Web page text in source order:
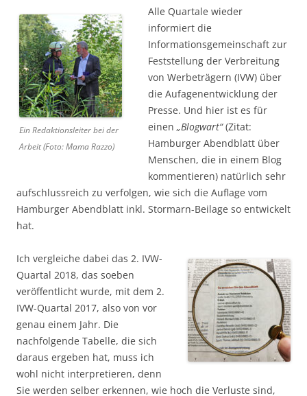
Ein Redaktionsleiter bei der
Arbeit (Foto: Mama Razzo)
Alle Quartale wieder
informiert die
Informationsgemeinschaft zur
Feststellung der Verbreitung
von Werbeträgern (IVW) über
die Aufagenentwicklung der
Presse. Und hier ist es für
einen „Blogwart“(Zitat:
Hamburger Abendblatt über
Menschen, die in einem Blog
kommentieren) natürlich sehr
aufschlussreich zu verfolgen, wie sich die Auflage vom
Hamburger Abendblatt inkl. Stormarn-Beilage so entwickelt
hat.
Ich vergleiche dabei das 2. IVW-
Quartal 2018, das soeben
veröffentlicht wurde, mit dem 2.
IVW-Quartal 2017, also von vor
genau einem Jahr. Die
nachfolgende Tabelle, die sich
daraus ergeben hat, muss ich
wohl nicht interpretieren, denn
Sie werden selber erkennen, wie hoch die Verluste sind,